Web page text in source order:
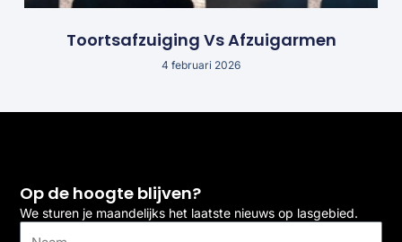
Toortsafzuiging Vs Afzuigarmen
4 februari 2026
Op de hoogte blijven?
We sturen je maandelijks het laatste nieuws op lasgebied.